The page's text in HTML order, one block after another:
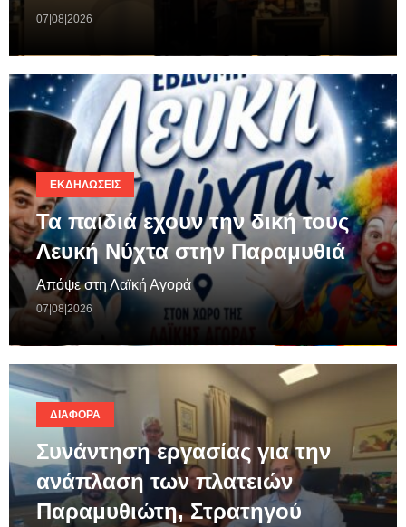
07|08|2026
ΕΚΔΗΛΏΣΕΙΣ
Τα παιδιά εχουν την δική τους
Λευκή Νύχτα στην Παραμυθιά
Απόψε στη Λαϊκή Αγορά
07|08|2026
ΔΙΆΦΟΡΑ
Συνάντηση εργασίας για την
ανάπλαση των πλατειών
Παραμυθιώτη, Στρατηγού